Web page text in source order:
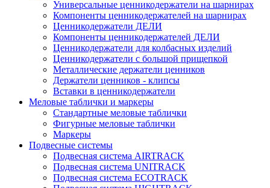
Универсальные ценникодержатели на шарнирах
Компоненты ценникодержателей на шарнирах
Ценникодержатели ДЕЛИ
Компоненты ценникодержателей ДЕЛИ
Ценникодержатели для колбасных изделий
Ценникодержатели с большой прищепкой
Металлические держатели ценников
Держатели ценников - клипсы
Вставки в ценникодержатели
Меловые таблички и маркеры
Стандартные меловые таблички
Фигурные меловые таблички
Маркеры
Подвесные системы
Подвесная система AIRTRACK
Подвесная система UNITRACK
Подвесная система ECOTRACK